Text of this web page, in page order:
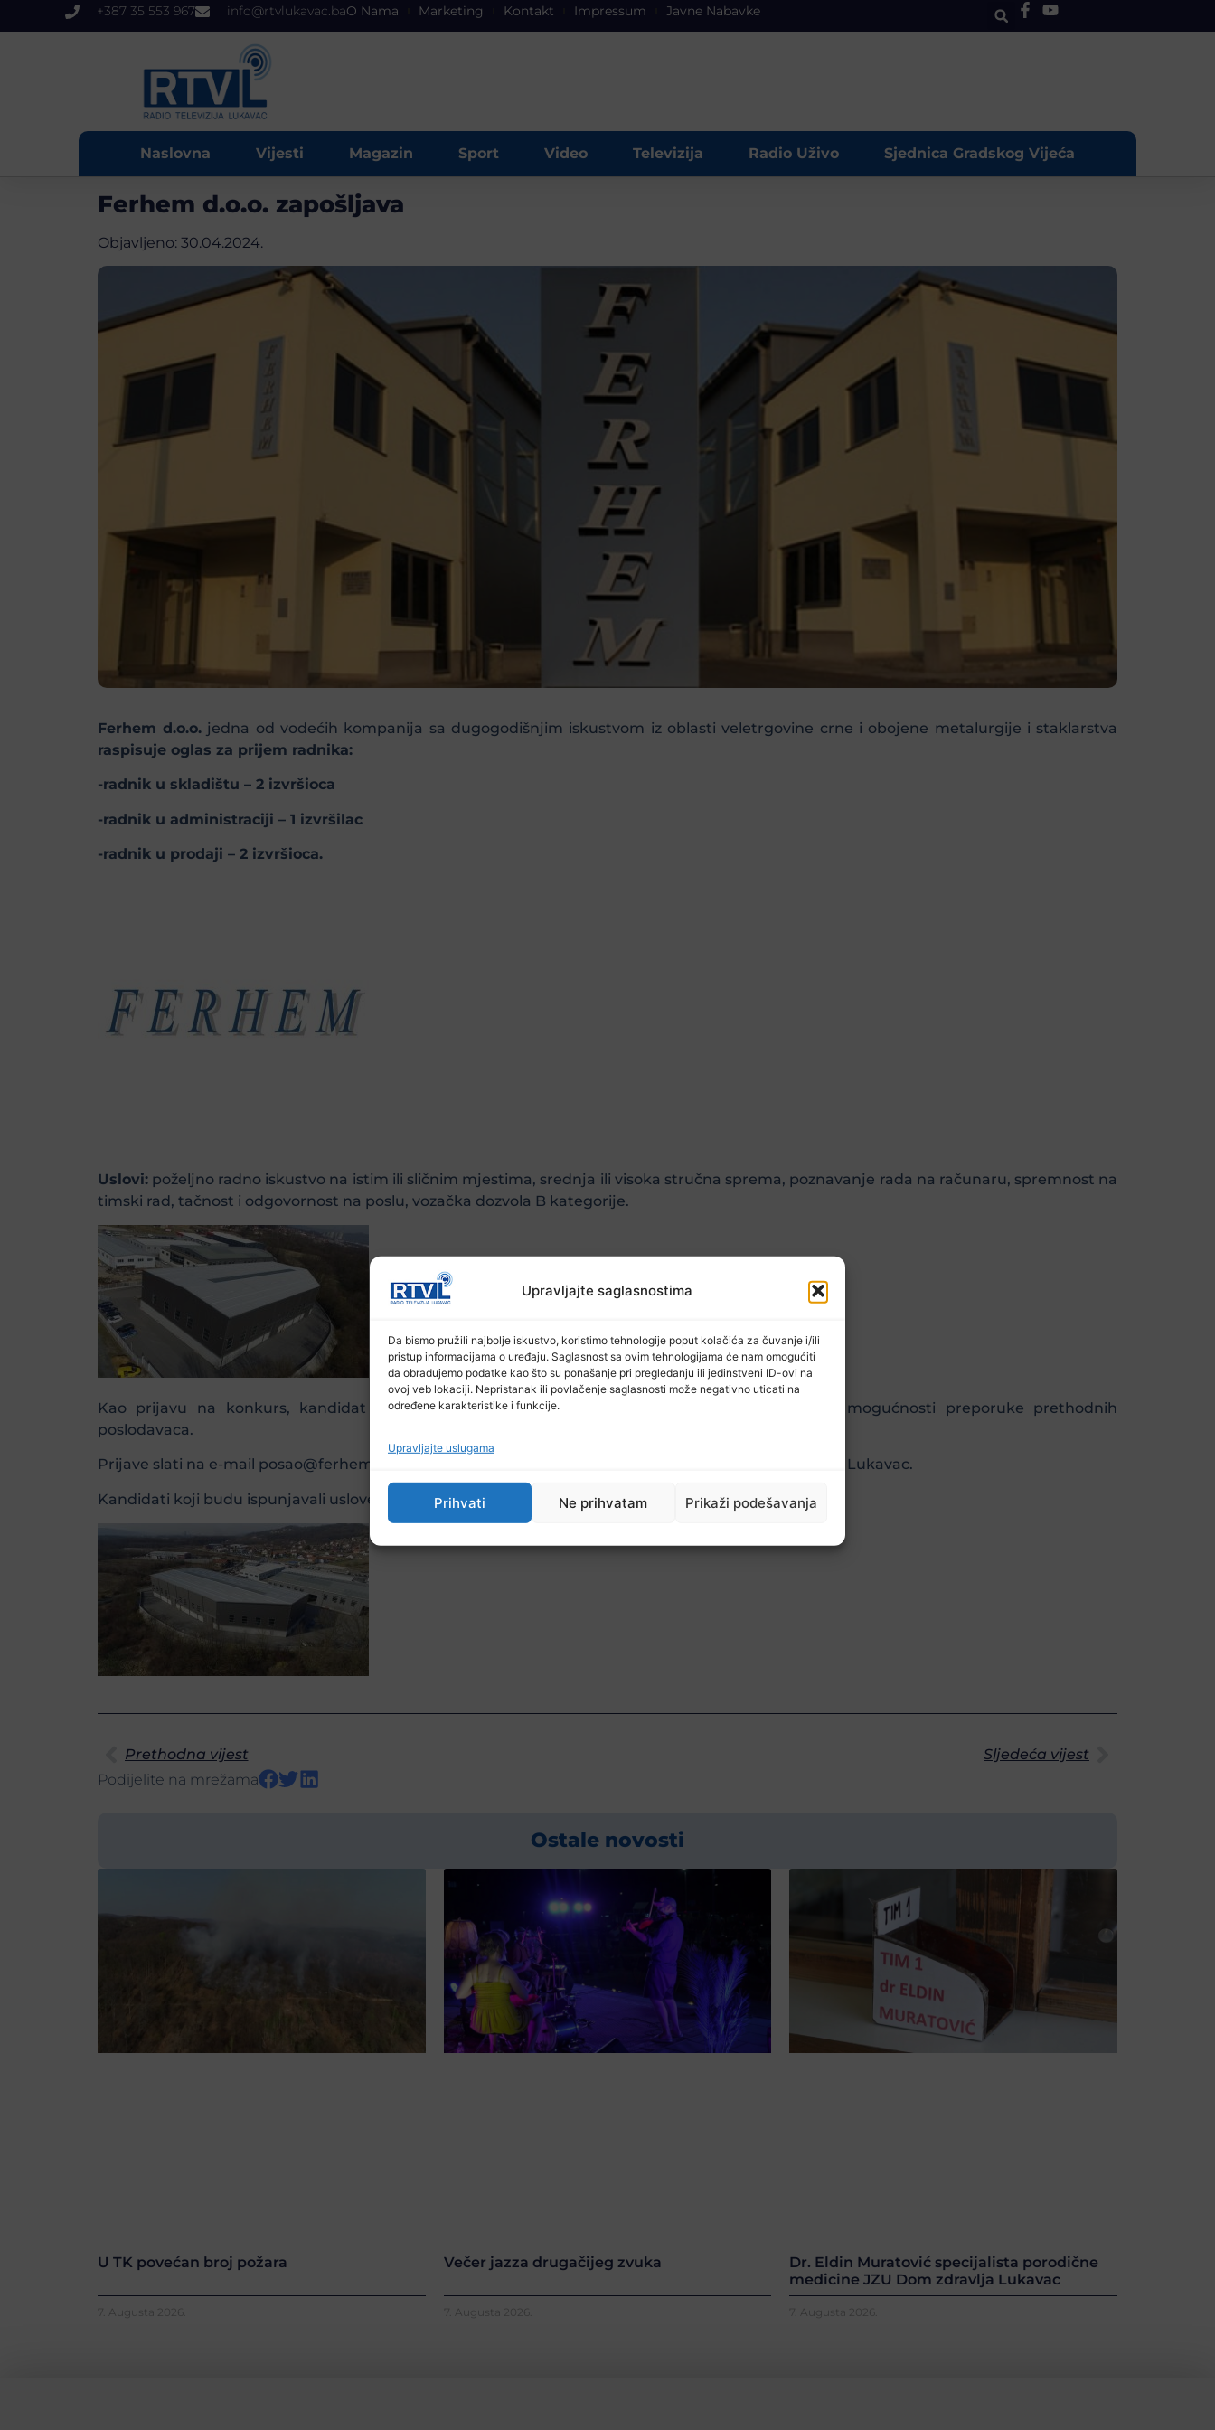
Upravljajte saglasnostima
Da bismo pružili najbolje iskustvo, koristimo tehnologije poput kolačića za čuvanje i/ili
pristup informacijama o uređaju. Saglasnost sa ovim tehnologijama će nam omogućiti
da obrađujemo podatke kao što su ponašanje pri pregledanju ili jedinstveni ID-ovi na
ovoj veb lokaciji. Nepristanak ili povlačenje saglasnosti može negativno uticati na
određene karakteristike i funkcije.
Upravljajte uslugama
Prihvati Ne prihvatam Prikaži podešavanja
+387 35 553 967 info@rtvlukavac.baO Nama Marketing Kontakt Impressum Javne Nabavke
Naslovna Vijesti Magazin Sport Video Televizija Radio Uživo Sjednica Gradskog Vijeća
Ferhem d.o.o. zapošljava
Objavljeno: 30.04.2024.
Ferhem d.o.o.jedna od vodećih kompanija sa dugogodišnjim iskustvom iz oblasti veletrgovine crne i obojene metalurgije i staklarstva
raspisuje oglas za prijem radnika:
-radnik u skladištu – 2 izvršioca
-radnik u administraciji – 1 izvršilac
-radnik u prodaji – 2 izvršioca.
Uslovi:poželjno radno iskustvo na istim ili sličnim mjestima, srednja ili visoka stručna sprema, poznavanje rada na računaru, spremnost na
timski rad, tačnost i odgovornost na poslu, vozačka dozvola B kategorije.
Kao prijavu na konkurs, kandidat je dužan priložiti: CV, kopiju diplome, kraću biografiju, po mogućnosti preporuke prethodnih
poslodavaca.
Prijave slati na e-mail posao@ferhem.ba ili na adresu Ferhem doo, Magistralni put bb Bistarac, 75 300 Lukavac.
Kandidati koji budu ispunjavali uslove, bit će pozvani na intervju.
Prethodna vijest
Sljedeća vijest
Podijelite na mrežama
Ostale novosti
U TK povećan broj požara
7. Augusta 2026.
Večer jazza drugačijeg zvuka
7. Augusta 2026.
Dr. Eldin Muratović specijalista porodične
medicine JZU Dom zdravlja Lukavac
7. Augusta 2026.